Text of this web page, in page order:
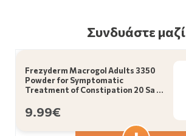
Συνδυάστε μαζί
Frezyderm Macrogol Adults 3350
Powder for Symptomatic
Treatment of Constipation 20 Sa …
9.99€